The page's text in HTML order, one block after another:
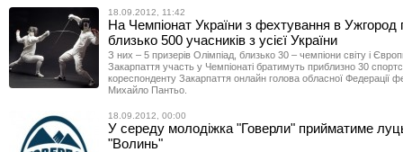
18.09.2012, 11:42
На Чемпіонат України з фехтування в Ужгород
близько 500 учасників з усієї України
З них – 5 призерів Олімпіад, близько 30 – чемпіони світу і
Закарпаття участь у Чемпіонаті братимуть приблизно 30
кореспонденту Закарпаття онлайн голова обласної Федерації
Михайло Пантьо.
18.09.2012, 00:00
У середу молодіжка "Говерли" прийматиме
"Волинь"